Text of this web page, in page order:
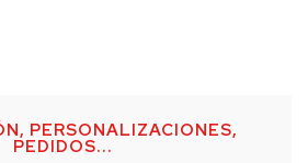
PERSONALIZACIONES,
PEDIDOS...